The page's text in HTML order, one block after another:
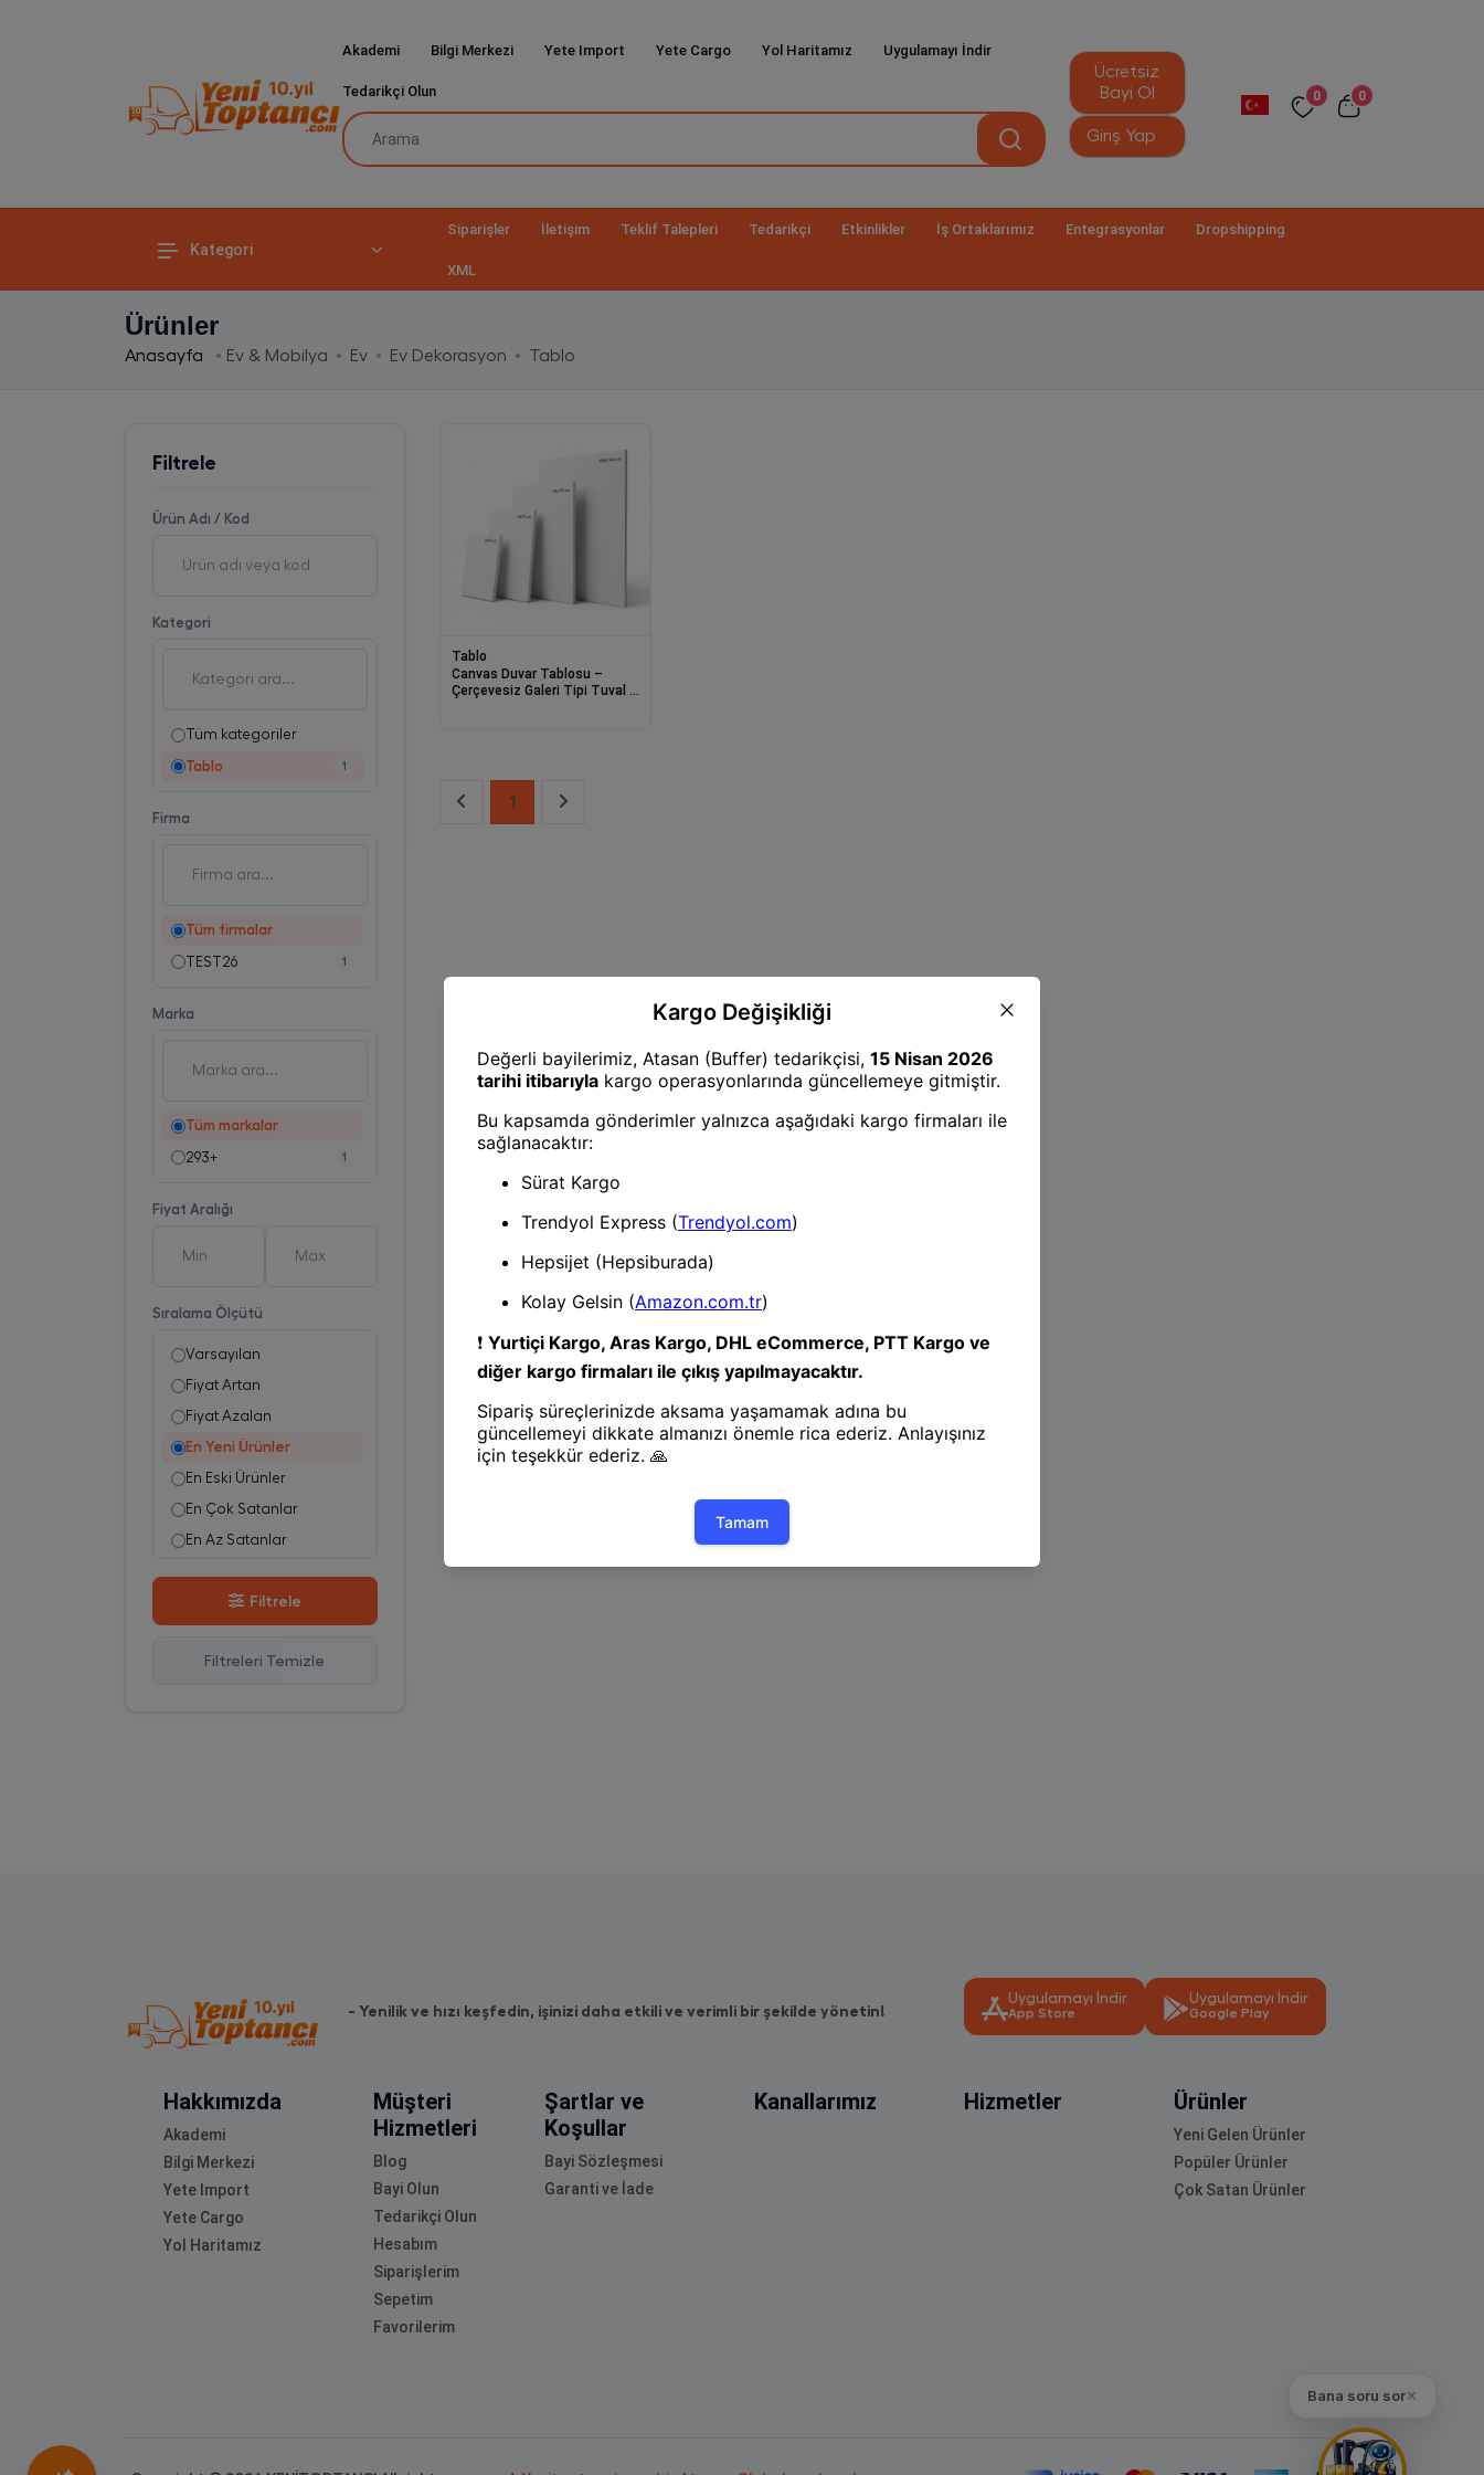
Bana soru sor✕
Akademi Bilgi Merkezi Yete Import Yete Cargo Yol Haritamız Uygulamayı İndir
Tedarikçi Olun
Ücretsiz
Bayi Ol
Giriş Yap
0 0
Kategori
Siparişler İletişim Teklif Talepleri Tedarikçi Etkinlikler İş Ortaklarımız Entegrasyonlar Dropshipping
XML
Ürünler
Anasayfa Ev & Mobilya Ev Ev Dekorasyon Tablo
Filtrele
Ürün Adı / Kod
Kategori
Tüm kategoriler
Tablo 1
Firma
Tüm firmalar
TEST26 1
Marka
Tüm markalar
293+ 1
Fiyat Aralığı
Sıralama Ölçütü
Varsayılan
Fiyat Artan
Fiyat Azalan
En Yeni Ürünler
En Eski Ürünler
En Çok Satanlar
En Az Satanlar
Stok Artan
En Çok Favorilenen
Filtrele
Filtreleri Temizle
Tablo
Canvas Duvar Tablosu –
Çerçevesiz Galeri Tipi Tuval –
1
- Yenilik ve hızı keşfedin, işinizi daha etkili ve verimli bir şekilde yönetin!
Uygulamayı İndir
App Store
Uygulamayı İndir
Google Play
Hakkımızda
Akademi
Bilgi Merkezi
Yete Import
Yete Cargo
Yol Haritamız
Müşteri
Hizmetleri
Blog
Bayi Olun
Tedarikçi Olun
Hesabım
Siparişlerim
Sepetim
Favorilerim
Şartlar ve
Koşullar
Bayi Sözleşmesi
Garanti ve İade
Kanallarımız Hizmetler Ürünler
Yeni Gelen Ürünler
Popüler Ürünler
Çok Satan Ürünler